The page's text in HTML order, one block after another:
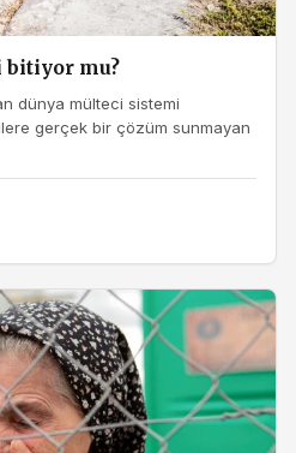
bitiyor mu?
dünya mülteci sistemi
gerçek bir çözüm sunmayan